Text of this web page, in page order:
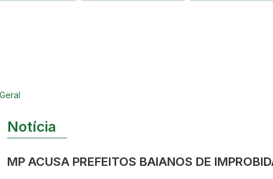
Geral
Notícia
MP ACUSA PREFEITOS BAIANOS DE